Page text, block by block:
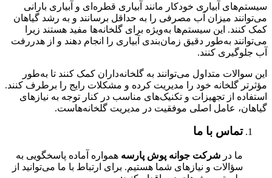
سیستم‌های آبیاری خودکار مانند آبیاری قطره‌ای و آبیاری بارانی
می‌توانند میزان آب مصرفی را به حداقل برسانند و به رشد گیاهان
کمک کنند. این سیستم‌ها به‌ویژه برای گلخانه‌ها مفید هستند زیرا
می‌توانند به‌طور دقیق زمان‌بندی آبیاری را انجام دهند و از هدررفت
آب جلوگیری کنند.
این سوالات متداول می‌توانند به گلخانه‌داران کمک کنند تا به‌طور
مؤثرتر گلخانه خود را مدیریت کرده و مشکلات رایج را برطرف کنند.
استفاده از تجهیزات و تکنیک‌های مناسب در کنار توجه به نیازهای
گیاهان، عامل اصلی موفقیت در مدیریت گلخانه‌هاست.
تماس با ما
ما در شرکت جوانه پوش پارسه همواره آماده پاسخگویی به
سؤالات و نیازهای شما هستیم. برای ارتباط با ما می‌توانید از